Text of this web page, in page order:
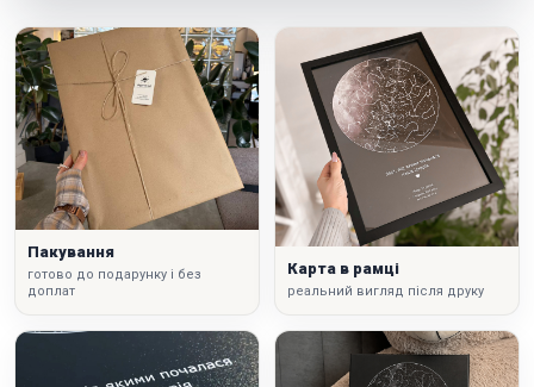
Пакування
готово до подарунку і без
доплат
Карта в рамці
реальний вигляд після друку